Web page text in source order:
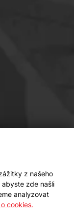
nás
z našeho
zde našli
analyzovat
cookies.